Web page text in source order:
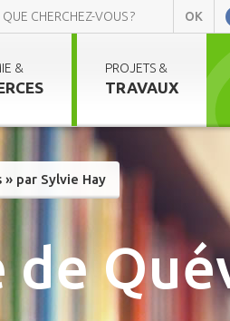
& PROJETS &
TRAVAUX
» par Sylvie Hay